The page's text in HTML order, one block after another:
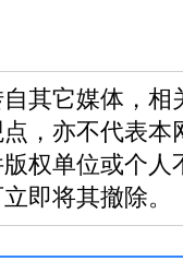
其它媒体，
，亦不代表
权单位或个
即将其撤除。